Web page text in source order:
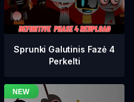
Sprunki Galutinis Fazė 4
Perkelti